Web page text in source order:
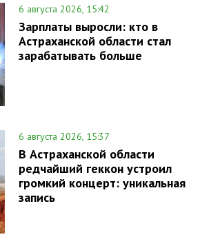
6 августа 2026, 15:42
Зарплаты выросли: кто в
Астраханской области стал
зарабатывать больше
6 августа 2026, 15:37
В Астраханской области
редчайший геккон устроил
громкий концерт: уникальная
запись